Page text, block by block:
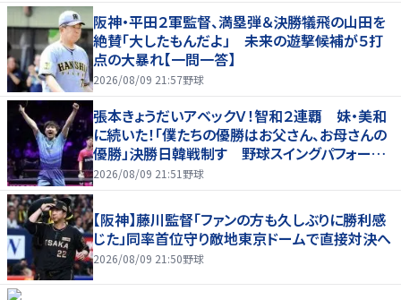
阪神・平田２軍監督、満塁弾＆決勝犠飛の山田を
絶賛「大したもんだよ」 未来の遊撃候補が５打
点の大暴れ【一問一答】
2026/08/09 21:57野球
張本きょうだいアベックＶ！智和２連覇 妹・美和
に続いた！「僕たちの優勝はお父さん、お母さんの
優勝」決勝日韓戦制す 野球スイングパフォーマ
ンスで歓喜爆発 本音もちらり「妹が先に決めて
2026/08/09 21:51 野球
【阪神】藤川監督「ファンの方も久しぶりに勝利感
じた」同率首位守り敵地東京ドームで直接対決へ
2026/08/09 21:50野球